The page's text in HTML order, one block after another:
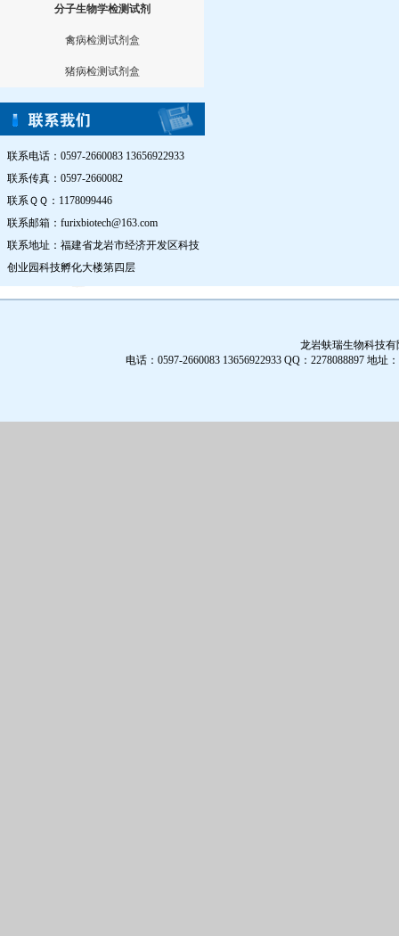
分子生物学检测试剂
禽病检测试剂盒
猪病检测试剂盒
联系电话：0597-2660083 13656922933
联系传真：0597-2660082
联系ＱＱ：1178099446
联系邮箱：furixbiotech@163.com
联系地址：福建省龙岩市经济开发区科技
创业园科技孵化大楼第四层
龙岩蚨瑞生物科技
电话：0597-2660083 13656922933 QQ：2278088897 地